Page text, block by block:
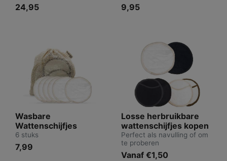
24,95 9,95
Wasbare
Wattenschijfjes
6 stuks
7,99
Losse herbruikbare
wattenschijfjes kopen
Perfect als navulling of om
te proberen
Vanaf €1,50